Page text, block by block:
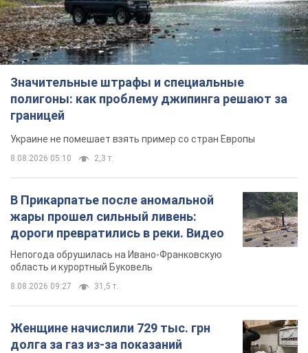
Значительные штрафы и специальные
полигоны: как проблему джипинга решают за
границей
Украине не помешает взять пример со стран Европы
8.08.2026 05:10 2,3 т.
В Прикарпатье после аномальной
жары прошел сильный ливень:
дороги превратились в реки. Видео
Непогода обрушилась на Ивано-Франковскую
область и курортный Буковель
8.08.2026 09:27 31,5 т.
Женщине начислили 729 тыс. грн
долга за газ из-за показаний